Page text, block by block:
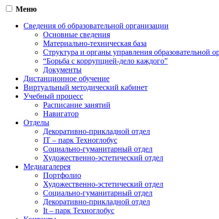
Меню
Сведения об образовательной организации
Основные сведения
Материально-техническая база
Структура и органы управления образовательной
“Борьба с коррупцией-дело каждого”
Документы
Дистанционное обучение
Виртуальный методический кабинет
Учебный процесс
Расписание занятий
Навигатор
Отделы
Декоративно-прикладной отдел
IT – парк Техноглобус
Социально-гуманитарный отдел
Художественно-эстетический отдел
Медиагалерея
Портфолио
Художественно-эстетический отдел
Социально-гуманитарный отдел
Декоративно-прикладной отдел
It – парк Техноглобус